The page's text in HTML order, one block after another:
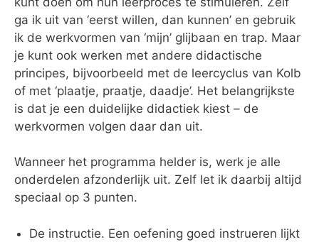
ga ik uit van ‘eerst willen, dan kunnen’ en gebruik
ik de werkvormen van ‘mijn’ glijbaan en trap. Maar
je kunt ook werken met andere didactische
principes, bijvoorbeeld met de leercyclus van Kolb
of met ‘plaatje, praatje, daadje’. Het belangrijkste
is dat je een duidelijke didactiek kiest – de
werkvormen volgen daar dan uit.
Wanneer het programma helder is, werk je alle
onderdelen afzonderlijk uit. Zelf let ik daarbij altijd
speciaal op 3 punten.
De instructie. Een oefening goed instrueren lijkt